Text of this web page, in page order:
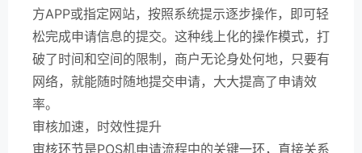
方APP或指定网站，按照系统提示逐步操作，即可轻
松完成申请信息的提交。这种线上化的操作模式，打
破了时间和空间的限制，商户无论身处何地，只要有
网络，就能随时随地提交申请，大大提高了申请效
率。
审核加速，时效性提升
审核环节是POS机申请流程中的关键一环，直接关系